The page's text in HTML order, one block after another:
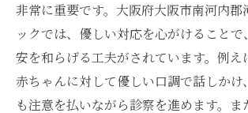
非常に重要です。大阪府大阪市南河内郡
ックでは、優しい対応を心がけること
安を和らげる工夫がされています。例え
赤ちゃんに対して優しい口調で話しかけ
も注意を払いながら診察を進めます。ま